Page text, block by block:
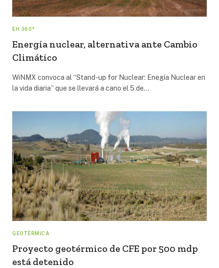
EH 360°
Energía nuclear, alternativa ante Cambio
Climático
WiNMX convoca al “Stand-up for Nuclear: Enegía Nuclear en
la vida diaria” que se llevará a cano el 5 de…
GEOTÉRMICA
Proyecto geotérmico de CFE por 500 mdp
está detenido